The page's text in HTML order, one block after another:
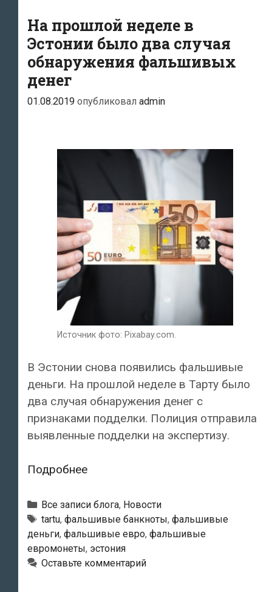
купюру
На прошлой неделе в
Эстонии было два случая
обнаружения фальшивых
денег
01.08.2019 опубликовал admin
Источник фото: Pixabay.com.
В Эстонии снова появились фальшивые
деньги. На прошлой неделе в Тарту было
два случая обнаружения денег с
признаками подделки. Полиция отправила
выявленные подделки на экспертизу.
ПодробнееНа
неделе
в
Эстонии
было
два
Рубрики
Все записи блога, Новости
Тэги
tartu, фальшивые банкноты, фальшивые
деньги, фальшивые евро, фальшивые
евромонеты, эстония
Оставьте комментарий